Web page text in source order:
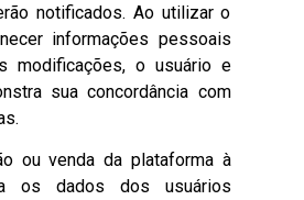
notificados. Ao utilizar o
informações pessoais
modificações, o usuário e
sua concordância com
ou venda da plataforma à
os dados dos usuários